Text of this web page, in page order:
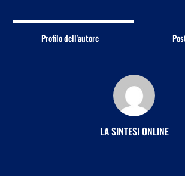
Profilo dell'autore
LA SINTESI ONLINE